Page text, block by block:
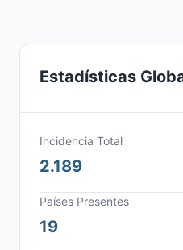
Estadísticas
Incidencia Total
2.189
Países Presentes
19